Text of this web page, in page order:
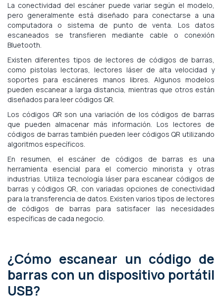
La conectividad del escáner puede variar según el modelo,
pero generalmente está diseñado para conectarse a una
computadora o sistema de punto de venta. Los datos
escaneados se transfieren mediante cable o conexión
Bluetooth.
Existen diferentes tipos de lectores de códigos de barras,
como pistolas lectoras, lectores láser de alta velocidad y
soportes para escáneres manos libres. Algunos modelos
pueden escanear a larga distancia, mientras que otros están
diseñados para leer códigos QR.
Los códigos QR son una variación de los códigos de barras
que pueden almacenar más información. Los lectores de
códigos de barras también pueden leer códigos QR utilizando
algoritmos específicos.
En resumen, el escáner de códigos de barras es una
herramienta esencial para el comercio minorista y otras
industrias. Utiliza tecnología láser para escanear códigos de
barras y códigos QR, con variadas opciones de conectividad
para la transferencia de datos. Existen varios tipos de lectores
de códigos de barras para satisfacer las necesidades
específicas de cada negocio.
¿Cómo escanear un código de
barras con un dispositivo portátil
USB?